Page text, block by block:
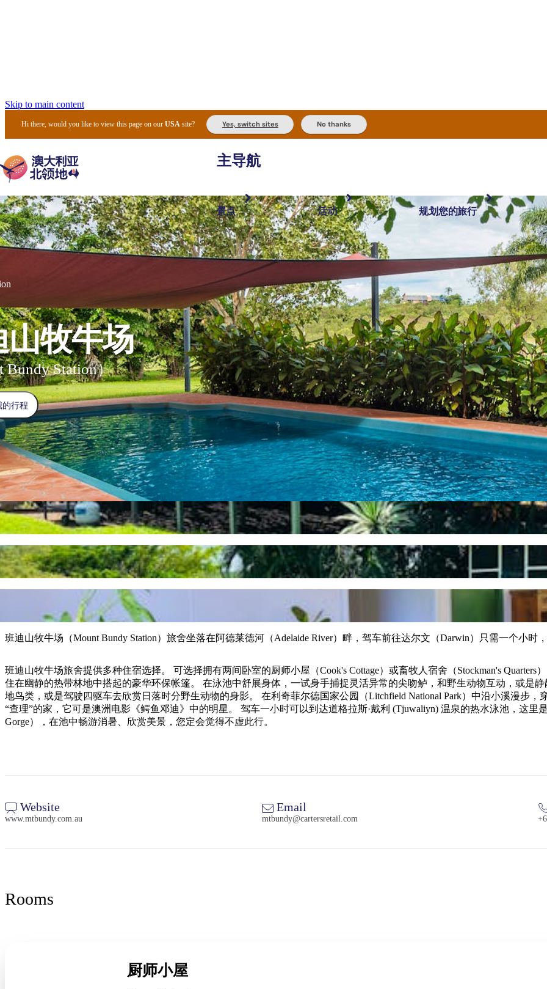
Skip to main content
Hi there, would you like to view this page on ourUSA site? Yes, switch sites No thanks
主导航
景点
最受欢迎目的地 按地区探索
活动
体验 旅行者类型 精选榜单
规划您的旅行
规划和预订 规划工具
山牧牛场
Bundy Station）
的行程
班迪山牧牛场（Mount Bundy Station）旅舍坐落在阿德莱德河（Adelaide River）畔，驾车前往达尔文（Darwin）只需一个小时
班迪山牧牛场旅舍提供多种住宿选择。 可选择拥有两间卧室的厨师小屋（Cook's Cottage）或畜牧人宿舍（Stockman's
住在幽静的热带林地中搭起的豪华环保帐篷。 在泳池中舒展身体，一试身手捕捉灵活异常的尖吻鲈，和野生动物互动，或是静静享受这宁静的一切。 在旱季，骑上马背去观赏令人震撼的本
地鸟类，或是驾驶四驱车去欣赏日落时分野生动物的身影。 在利奇菲尔德国家公园（Litchfield National Park）中沿小溪漫步，穿越丛林。 前往附近的阿德莱德河探访古老小屋中的酒吧和水牛
“查理”的家，它可是澳洲电影《鳄鱼邓迪》中的明星。 驾车一小时可以到达道格拉斯·戴利 (Tjuwaliyn) 温泉的热水泳池，这里
Gorge），在池中畅游消暑、欣赏美景，您定会觉得不虚此行。
Website
www.mtbundy.com.au
Email
mtbundy@cartersretail.com
Rooms
厨师小屋